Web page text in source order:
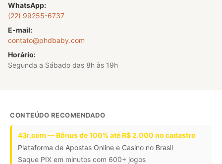
WhatsApp:
(22) 99255-6737
E-mail:
contato@phdbaby.com
Horário:
Segunda a Sábado das 8h às 19h
CONTEÚDO RECOMENDADO
43r.com — Bônus de 100% até R$ 2.000 no cadastro
Plataforma de Apostas Online e Casino no Brasil
Saque PIX em minutos com 600+ jogos